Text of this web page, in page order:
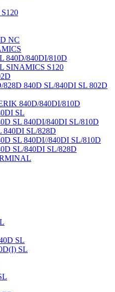
NC
840D/840DI/810D
SINAMICS S120
840D SL/840DI SL 802D
840D/840DI/810D
SL
SL 840DI/840DI SL/810D
840DI SL/828D
SL 840DI//840DI SL/810D
SL/840DI SL/828D
SL
SL